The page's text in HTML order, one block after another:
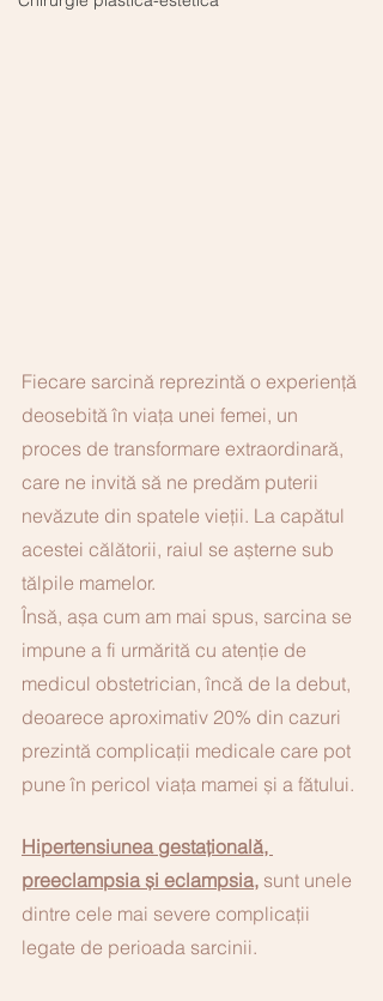
Fiecare sarcină reprezintă o experiență
deosebită în viața unei femei, un
proces de transformare extraordinară,
care ne invită să ne predăm puterii
nevăzute din spatele vieții. La capătul
acestei călătorii, raiul se așterne sub
tălpile mamelor.
Însă, așa cum am mai spus, sarcina se
impune a fi urmărită cu atenție de
medicul obstetrician, încă de la debut,
deoarece aproximativ 20% din cazuri
prezintă complicații medicale care pot
pune în pericol viața mamei și a fătului.
Hipertensiunea gestațională,
preeclampsia și eclampsia, sunt unele
dintre cele mai severe complicații
legate de perioada sarcinii.